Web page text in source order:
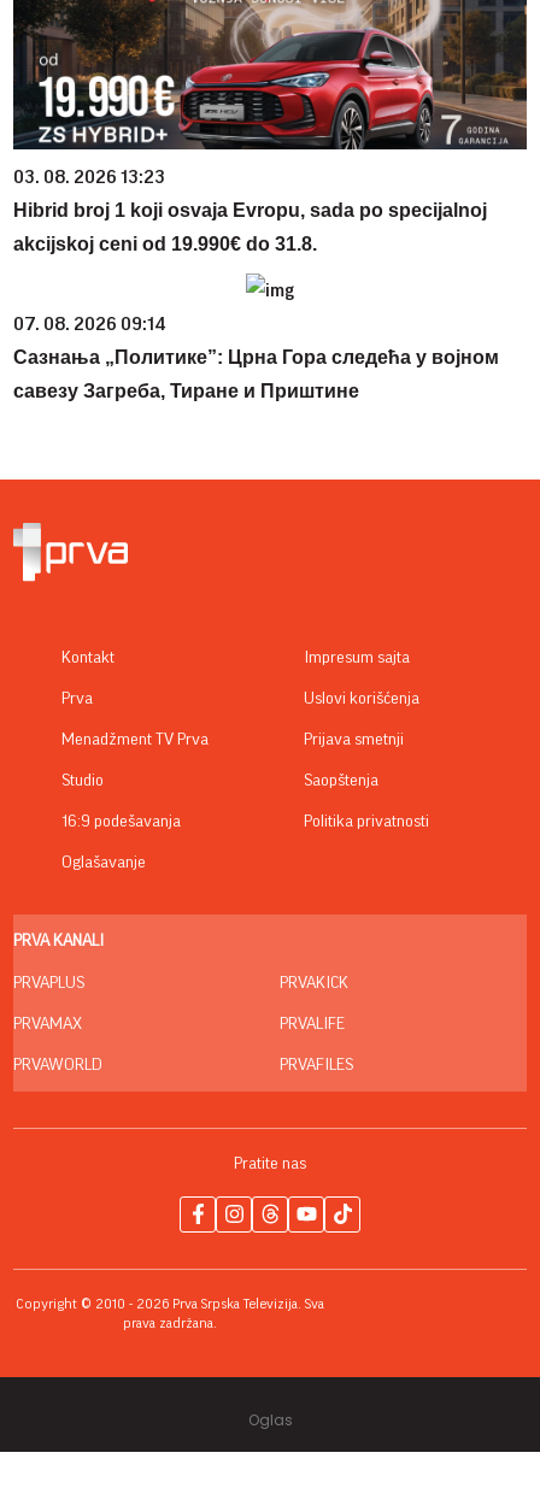
03. 08. 2026 13:23
Hibrid broj 1 koji osvaja Evropu, sada po specijalnoj
akcijskoj ceni od 19.990€ do 31.8.
07. 08. 2026 09:14
Сазнања „Политике”: Црна Гора следећа у војном
савезу Загреба, Тиране и Приштине
Kontakt
Prva
Menadžment TV Prva
Studio
16:9 podešavanja
Oglašavanje
Impresum sajta
Uslovi korišćenja
Prijava smetnji
Saopštenja
Politika privatnosti
PRVA KANALI
PRVAPLUS
PRVAMAX
PRVAWORLD
PRVAKICK
PRVALIFE
PRVAFILES
Pratite nas
Copyright © 2010 - 2026 Prva Srpska Televizija. Sva
prava zadržana.